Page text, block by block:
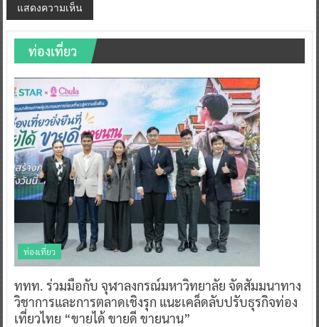
ท่องเที่ยว
ท่องเที่ยว
ททท. ร่วมมือกับ จุฬาลงกรณ์มหาวิทยาลัย จัดสัมมนาทาง
วิชาการและการตลาดเชิงรุก แนะเคล็ดลับปรับธุรกิจท่อง
เที่ยวไทย “ขายได้ ขายดี ขายนาน”